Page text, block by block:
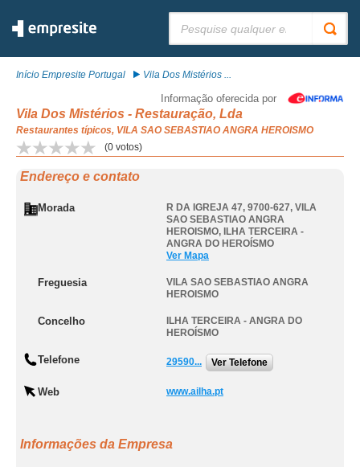
Início Empresite Portugal Vila Dos Mistérios ...
Informação oferecida por
Vila Dos Mistérios - Restauração, Lda
Restaurantes típicos, VILA SAO SEBASTIAO ANGRA HEROISMO
(0 votos)
Endereço e contato
Morada R DA IGREJA 47, 9700-627, VILA
SAO SEBASTIAO ANGRA
HEROISMO, ILHA TERCEIRA -
ANGRA DO HEROÍSMO
Ver Mapa
Freguesia
VILA SAO SEBASTIAO ANGRA
HEROISMO
Concelho
ILHA TERCEIRA - ANGRA DO
HEROÍSMO
Telefone 29590... Ver Telefone
Web www.ailha.pt
Informações da Empresa